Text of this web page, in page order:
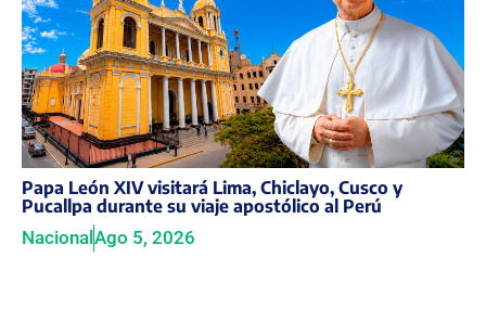
Papa León XIV visitará Lima, Chiclayo, Cusco y
Pucallpa durante su viaje apostólico al Perú
Nacional Ago 5, 2026